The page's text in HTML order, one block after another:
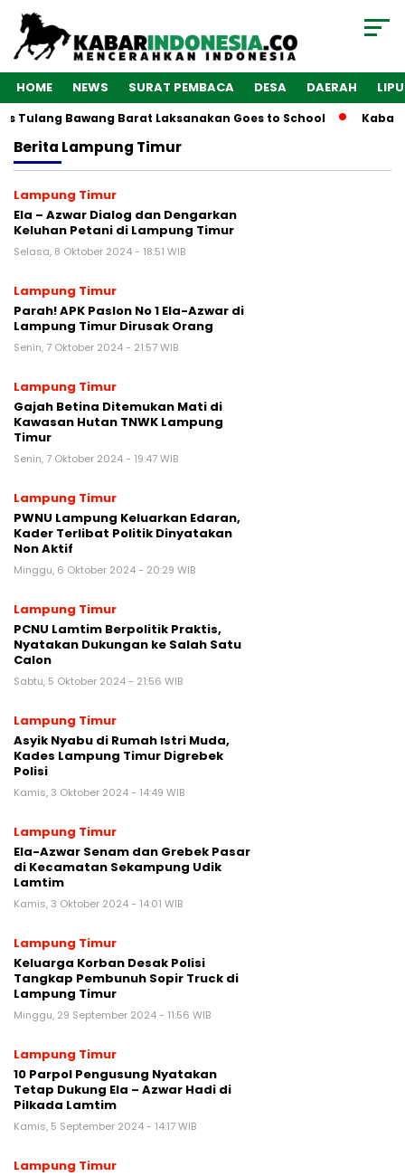
HOME NEWS SURAT PEMBACA DESA DAERAH
Tulang Bawang Barat Laksanakan Goes to School
Berita Lampung Timur
Lampung Timur
Ela – Azwar Dialog dan Dengarkan
Keluhan Petani di Lampung Timur
Selasa, 8 Oktober 2024 - 18:51 WIB
Lampung Timur
Parah! APK Paslon No 1 Ela-Azwar di
Lampung Timur Dirusak Orang
Senin, 7 Oktober 2024 - 21:57 WIB
Lampung Timur
Gajah Betina Ditemukan Mati di
Kawasan Hutan TNWK Lampung
Timur
Senin, 7 Oktober 2024 - 19:47 WIB
Lampung Timur
PWNU Lampung Keluarkan Edaran,
Kader Terlibat Politik Dinyatakan
Non Aktif
Minggu, 6 Oktober 2024 - 20:29 WIB
Lampung Timur
PCNU Lamtim Berpolitik Praktis,
Nyatakan Dukungan ke Salah Satu
Calon
Sabtu, 5 Oktober 2024 - 21:56 WIB
Lampung Timur
Asyik Nyabu di Rumah Istri Muda,
Kades Lampung Timur Digrebek
Polisi
Kamis, 3 Oktober 2024 - 14:49 WIB
Lampung Timur
Ela-Azwar Senam dan Grebek Pasar
di Kecamatan Sekampung Udik
Lamtim
Kamis, 3 Oktober 2024 - 14:01 WIB
Lampung Timur
Keluarga Korban Desak Polisi
Tangkap Pembunuh Sopir Truck di
Lampung Timur
Minggu, 29 September 2024 - 11:56 WIB
Lampung Timur
10 Parpol Pengusung Nyatakan
Tetap Dukung Ela – Azwar Hadi di
Pilkada Lamtim
Kamis, 5 September 2024 - 14:17 WIB
Lampung Timur